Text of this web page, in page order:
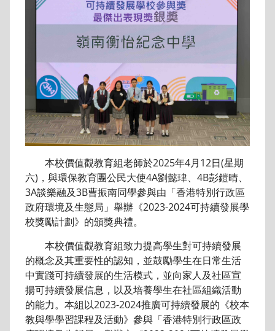
本校價值觀教育組老師於2025年4月12日(星期
六)，與環保教育團公民大使4A劉懿珒、4B彭鎧晴、
3A談樂融及3B曹振南同學參與由「香港特別行政區
政府環境及生態局」舉辦《2023-2024可持續發展學
校獎勵計劃》的頒獎典禮。
本校價值觀教育組致力提高學生對可持續發展
的概念及其重要性的認知，並鼓勵學生在日常生活
中實踐可持續發展的生活模式，並向家人及社區宣
揚可持續發展信息，以及培養學生在社區組織活動
的能力。本組以2023-2024推廣可持續發展的《校本
教與學學習課程及活動》參與「香港特別行政區政